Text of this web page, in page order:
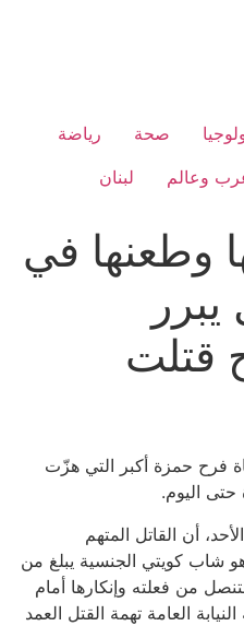
صحة
رياضة
وعالم لبنان
وطعنها في
قتلت
فرح حمزة أكبر التي هزّت
حتى اليوم.
أن القاتل المتهم
شاب كويتي الجنسية يبلغ من
حاول التنصل من فعلته وإنكارها أمام
العامة تهمة القتل العمد